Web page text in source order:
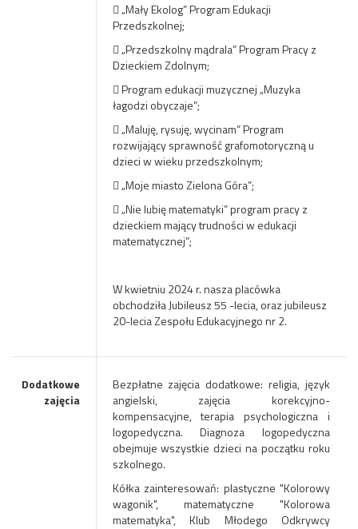
 „Mały Ekolog” Program Edukacji
Przedszkolnej;
 „Przedszkolny mądrala” Program Pracy z
Dzieckiem Zdolnym;
 Program edukacji muzycznej „Muzyka
łagodzi obyczaje”;
 „Maluję, rysuję, wycinam” Program
rozwijający sprawność grafomotoryczną u
dzieci w wieku przedszkolnym;
 „Moje miasto Zielona Góra”;
 „Nie lubię matematyki” program pracy z
dzieckiem mający trudności w edukacji
matematycznej”;
W kwietniu 2024 r. nasza placówka
obchodziła Jubileusz 55 -lecia, oraz jubileusz
20-lecia Zespołu Edukacyjnego nr 2.
Dodatkowe
zajęcia
Bezpłatne zajęcia dodatkowe: religia, język
angielski, zajęcia korekcyjno-
kompensacyjne, terapia psychologiczna i
logopedyczna. Diagnoza logopedyczna
obejmuje wszystkie dzieci na początku roku
szkolnego.
Kółka zainteresowań: plastyczne "Kolorowy
wagonik", matematyczne "Kolorowa
matematyka", Klub Młodego Odkrywcy